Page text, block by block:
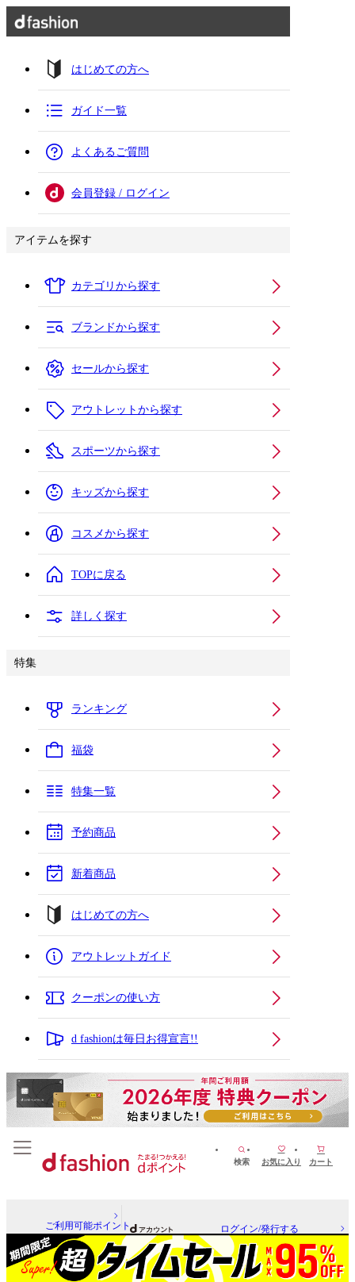
はじめての方へ
ガイド一覧
よくあるご質問
会員登録 / ログイン
アイテムを探す
カテゴリから探す
ブランドから探す
セールから探す
アウトレットから探す
スポーツから探す
キッズから探す
コスメから探す
TOPに戻る
詳しく探す
特集
ランキング
福袋
特集一覧
予約商品
新着商品
はじめての方へ
アウトレットガイド
クーポンの使い方
d fashionは毎日お得宣言!!
検索 お気に入り カート
ご利用可能ポイント ログイン/発行する